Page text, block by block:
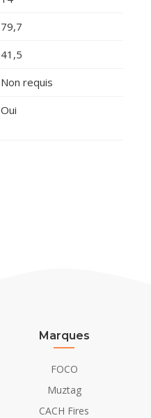
79,7
41,5
Non requis
Oui
Marques
FOCO
Muztag
CACH Fires